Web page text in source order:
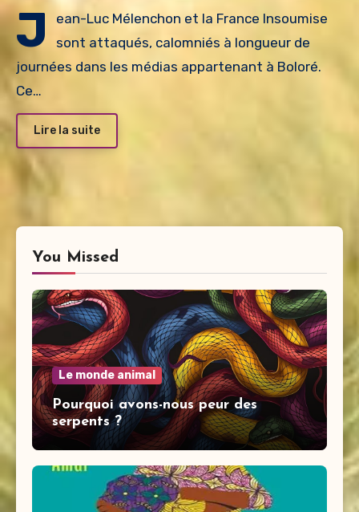
J
ean-Luc Mélenchon et la France Insoumise
sont attaqués, calomniés à longueur de
journées dans les médias appartenant à Boloré.
Ce…
Lire la suite
You Missed
Le monde animal
Pourquoi avons-nous peur des
serpents ?